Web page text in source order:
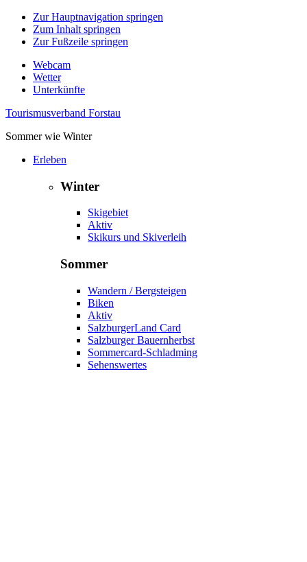
Zur Hauptnavigation springen
Zum Inhalt springen
Zur Fußzeile springen
Webcam
Wetter
Unterkünfte
Tourismusverband Forstau
Sommer wie Winter
Erleben
Winter
Skigebiet
Aktiv
Skikurs und Skiverleih
Sommer
Wandern / Bergsteigen
Biken
Aktiv
SalzburgerLand Card
Salzburger Bauernherbst
Sommercard-Schladming
Sehenswertes